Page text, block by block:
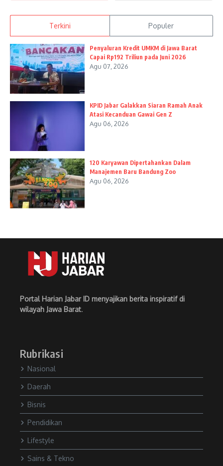
Terkini Populer
Penyaluran Kredit UMKM di Jawa Barat
Capai Rp192 Triliun pada Juni 2026
Agu 07, 2026
KPID Jabar Galakkan Siaran Ramah Anak
Atasi Kecanduan Gawai Gen Z
Agu 06, 2026
120 Karyawan Dipertahankan Dalam
Manajemen Baru Bandung Zoo
Agu 06, 2026
Portal Harian Jabar ID menyajikan berita inspiratif di
wilayah Jawa Barat.
Rubrikasi
Nasional
Daerah
Bisnis
Pendidikan
Lifestyle
Sains & Tekno